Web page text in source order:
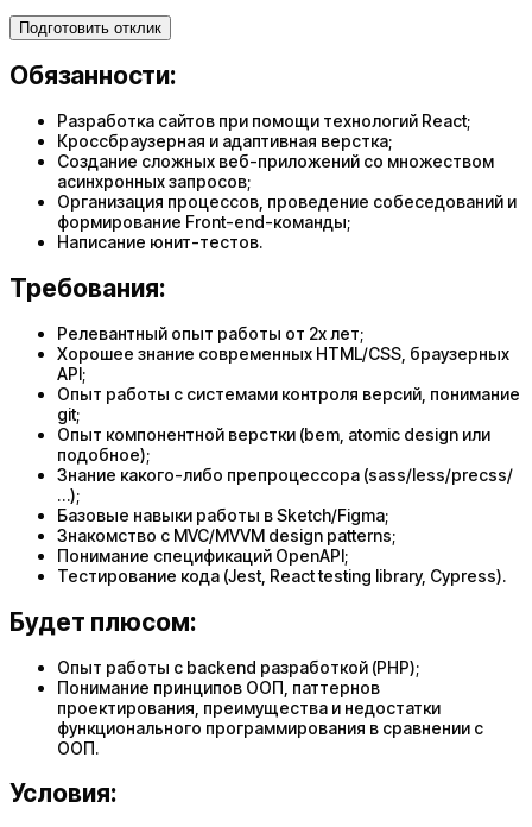
Подготовить отклик
Обязанности:
Разработка сайтов при помощи технологий React;
Кроссбраузерная и адаптивная верстка;
Создание сложных веб-приложений со множеством
асинхронных запросов;
Организация процессов, проведение собеседований и
формирование Front-end-команды;
Написание юнит-тестов.
Требования:
Релевантный опыт работы от 2х лет;
Хорошее знание современных HTML/CSS, браузерных
API;
Опыт работы с системами контроля версий, понимание
git;
Опыт компонентной верстки (bem, atomic design или
подобное);
Знание какого-либо препроцессора (sass/less/precss/
…);
Базовые навыки работы в Sketch/Figma;
Знакомство с MVC/MVVM design patterns;
Понимание спецификаций OpenAPI;
Тестирование кода (Jest, React testing library, Cypress).
Будет плюсом:
Опыт работы с backend разработкой (PHP);
Понимание принципов ООП, паттернов
проектирования, преимущества и недостатки
функционального программирования в сравнении с
ООП.
Условия: